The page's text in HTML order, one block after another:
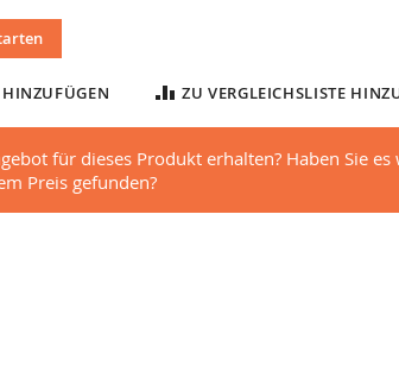
ZU VERGLEICHSLISTE
für dieses Produkt erhalten? Haben Sie es
Preis gefunden?